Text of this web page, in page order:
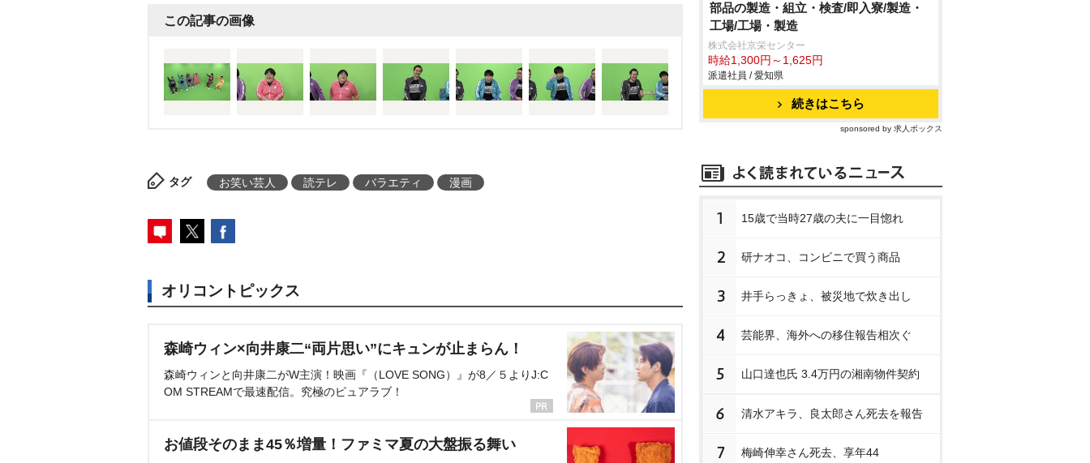
この記事の画像
タグ お笑い芸人 読テレ バラエティ 漫画
オリコントピックス
森崎ウィン×向井康二“両片思い”にキュンが止まらん！
森崎ウィンと向井康二がW主演！映画『（LOVE SONG）』が8／５よりJ:C
OM STREAMで最速配信。究極のピュアラブ！
お値段そのまま45％増量！ファミマ夏の大盤振る舞い
部品の製造・組立・検査/即入寮/製造・
工場/工場・製造
株式会社京栄センター
時給1,300円～1,625円
派遣社員 / 愛知県
続きはこちら
sponsored by 求人ボックス
1 15歳で当時27歳の夫に一目惚れ
2 研ナオコ、コンビニで買う商品
3 井手らっきょ、被災地で炊き出し
4 芸能界、海外への移住報告相次ぐ
5 山口達也氏 3.4万円の湘南物件契約
6 清水アキラ、良太郎さん死去を報告
7 梅崎伸幸さん死去、享年44